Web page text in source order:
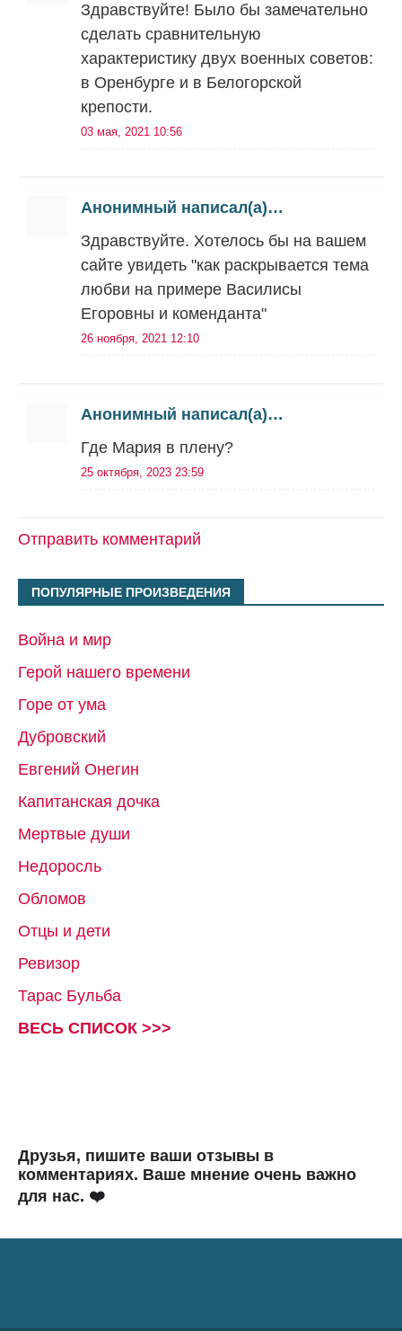
Здравствуйте! Было бы замечательно
сделать сравнительную
характеристику двух военных советов:
в Оренбурге и в Белогорской
крепости.
03 мая, 2021 10:56
Анонимный написал(а)…
Здравствуйте. Хотелось бы на вашем
сайте увидеть "как раскрывается тема
любви на примере Василисы
Егоровны и коменданта"
26 ноября, 2021 12:10
Анонимный написал(а)…
Где Мария в плену?
25 октября, 2023 23:59
Отправить комментарий
ПОПУЛЯРНЫЕ ПРОИЗВЕДЕНИЯ
Война и мир
Герой нашего времени
Горе от ума
Дубровский
Евгений Онегин
Капитанская дочка
Мертвые души
Недоросль
Обломов
Отцы и дети
Ревизор
Тарас Бульба
ВЕСЬ СПИСОК >>>
Друзья, пишите ваши отзывы в
комментариях. Ваше мнение очень важно
для нас. ❤️